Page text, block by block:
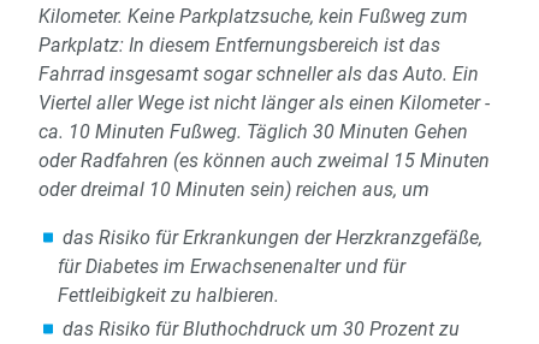
Kilometer. Keine Parkplatzsuche, kein Fußweg zum
Parkplatz: In diesem Entfernungsbereich ist das
Fahrrad insgesamt sogar schneller als das Auto. Ein
Viertel aller Wege ist nicht länger als einen Kilometer -
ca. 10 Minuten Fußweg. Täglich 30 Minuten Gehen
oder Radfahren (es können auch zweimal 15 Minuten
oder dreimal 10 Minuten sein) reichen aus, um
das Risiko für Erkrankungen der Herzkranzgefäße,
für Diabetes im Erwachsenenalter und für
Fettleibigkeit zu halbieren.
das Risiko für Bluthochdruck um 30 Prozent zu